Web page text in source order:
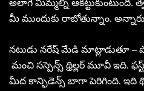
అలాగే మిమ్మల్ని
మీ ముందుకు రాబోతున్నాం.
నటుడు నరేష్ మేడి మాట్లాడుతూ
మంచి సస్పెన్స్ థ్రిల్లర్ మూవీ ఇది.
మీద కాన్ఫిడెన్స్ బాగా పెరిగింది. ఇది